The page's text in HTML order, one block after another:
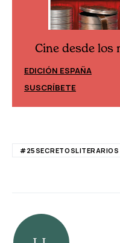
Cine desde los
EDICIÓN ESPAÑA
SUSCRÍBETE
#25SECRETOSLITERARIOS